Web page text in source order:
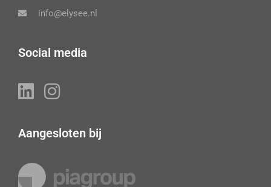
info@elysee.nl
Social media
Aangesloten bij